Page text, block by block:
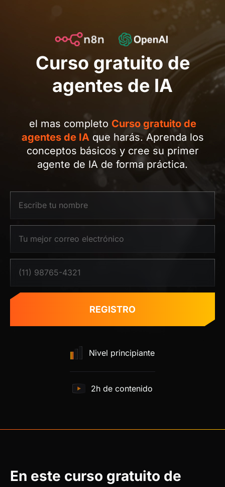
Curso gratuito de
agentes de IA
el mas completo Curso gratuito de
agentes de IAque harás. Aprenda los
conceptos básicos y cree su primer
agente de IA de forma práctica.
Nivel principiante
2h de contenido
REGISTRO
En este curso gratuito de